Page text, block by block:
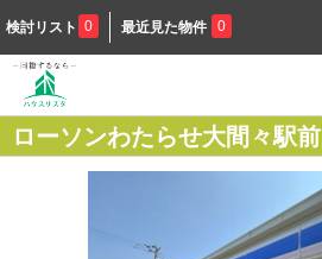
検討リスト 0 最近見た物件 0
ローソンわたらせ大間々駅前